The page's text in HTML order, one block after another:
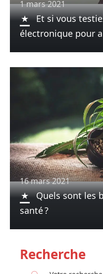
1 mars 2021
Et si vous
électronique pour
16 mars 2021
Quels sont les
santé ?
Recherche